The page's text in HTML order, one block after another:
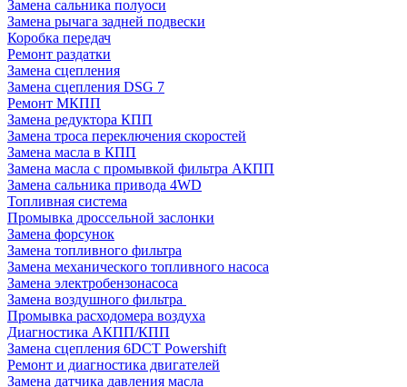
Замена сальника полуоси
Замена рычага задней подвески
Коробка передач
Ремонт раздатки
Замена сцепления
Замена сцепления DSG 7
Ремонт МКПП
Замена редуктора КПП
Замена троса переключения скоростей
Замена масла в КПП
Замена масла с промывкой фильтра АКПП
Замена сальника привода 4WD
Топливная система
Промывка дроссельной заслонки
Замена форсунок
Замена топливного фильтра
Замена механического топливного насоса
Замена электробензонасоса
Замена воздушного фильтра
Промывка расходомера воздуха
Диагностика АКПП/КПП
Замена сцепления 6DCT Powershift
Ремонт и диагностика двигателей
Замена датчика давления масла